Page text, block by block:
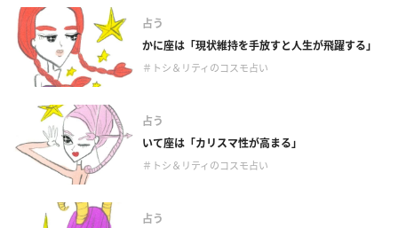
占う
かに座は「現状維持を手放すと人生が飛躍する」
＃トシ＆リティのコスモ占い
占う
いて座は「カリスマ性が高まる」
＃トシ＆リティのコスモ占い
占う